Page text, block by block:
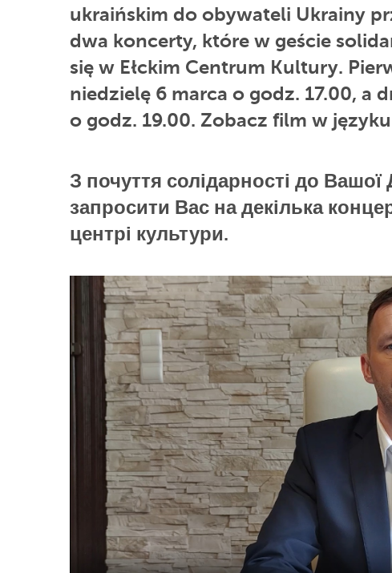
ukraińskim do obywateli Ukrainy
dwa koncerty, które w geście
się w Ełckim Centrum Kultury.
niedzielę 6 marca o godz. 17.00, a
o godz. 19.00. Zobacz film w
З почуття солідарності до
запросити Вас на декілька
центрі культури.